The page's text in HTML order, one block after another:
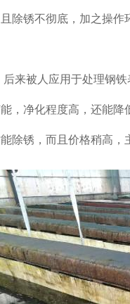
除锈不彻底，加之操
来被人应用于处理钢铁
，净化程度高，还能降
除锈，而且价格稍高，